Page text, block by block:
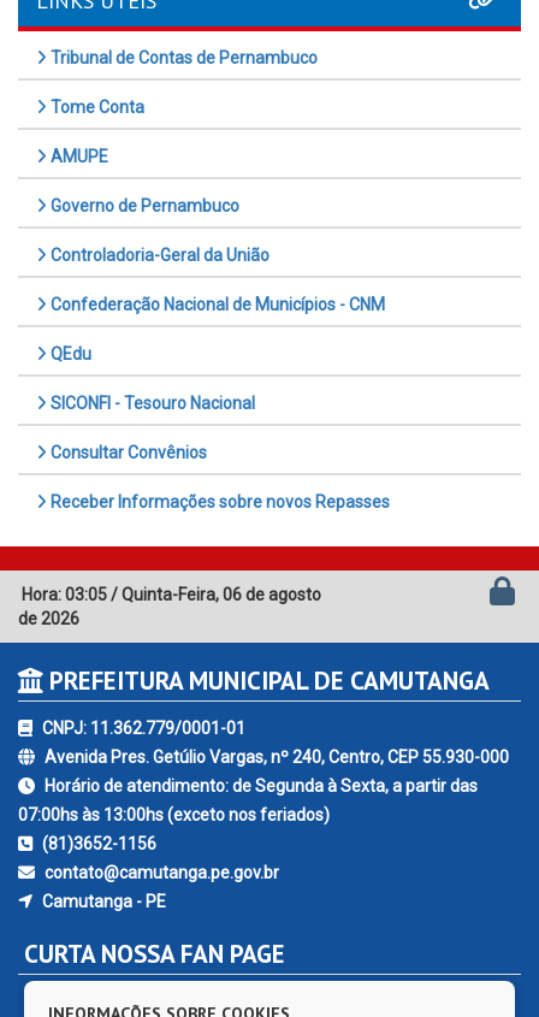
Tribunal de Contas de Pernambuco
Tome Conta
AMUPE
Governo de Pernambuco
Controladoria-Geral da União
Confederação Nacional de Municípios - CNM
QEdu
SICONFI - Tesouro Nacional
Consultar Convênios
Receber Informações sobre novos Repasses
Hora:03:05/Quinta-Feira,06 de agosto
de 2026
PREFEITURA MUNICIPAL DE CAMUTANGA
CNPJ: 11.362.779/0001-01
Avenida Pres. Getúlio Vargas, nº 240, Centro, CEP 55.930-000
Horário de atendimento: de Segunda à Sexta, a partir das
07:00hs às 13:00hs (exceto nos feriados)
(81)3652-1156
contato@camutanga.pe.gov.br
Camutanga - PE
CURTA NOSSA FAN PAGE